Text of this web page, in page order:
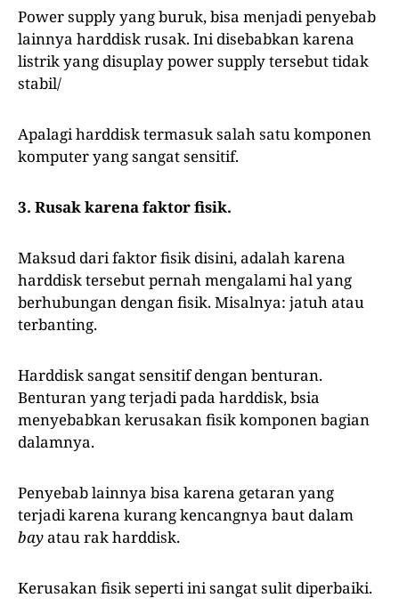
Power supply yang buruk, bisa menjadi penyebab
lainnya harddisk rusak. Ini disebabkan karena
listrik yang disuplay power supply tersebut tidak
stabil/
Apalagi harddisk termasuk salah satu komponen
komputer yang sangat sensitif.
3. Rusak karena faktor fisik.
Maksud dari faktor fisik disini, adalah karena
harddisk tersebut pernah mengalami hal yang
berhubungan dengan fisik. Misalnya: jatuh atau
terbanting.
Harddisk sangat sensitif dengan benturan.
Benturan yang terjadi pada harddisk, bsia
menyebabkan kerusakan fisik komponen bagian
dalamnya.
Penyebab lainnya bisa karena getaran yang
terjadi karena kurang kencangnya baut dalam
bayatau rak harddisk.
Kerusakan fisik seperti ini sangat sulit diperbaiki.